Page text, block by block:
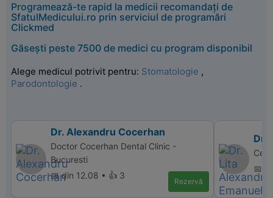
Programează-te rapid la medicii recomandați de
SfatulMedicului.ro prin serviciul de programări
Clickmed
Găsești peste 7500 de medici cu program disponibil
Alege medicul potrivit pentru: Stomatologie ,
Parodontologie .
Dr. Alexandru Cocerhan
Doctor Cocerhan Dental Clinic -
Bucuresti
📅 din 12.08 • 👍 3
Rezervă
Dr.
📅